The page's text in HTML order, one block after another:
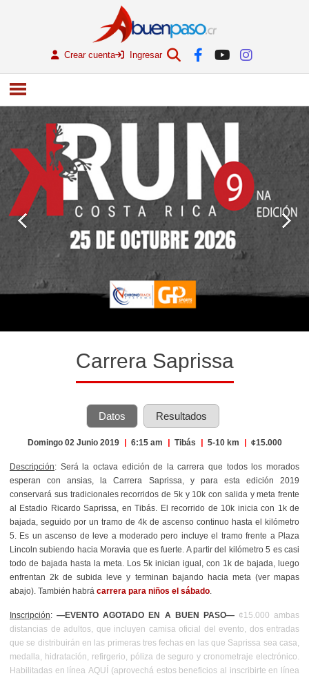
Crear cuenta Ingresar
Carrera Saprissa
Datos Resultados
Domingo 02 Junio 2019 | 6:15 am | Tibás | 5-10 km | ¢15.000
Descripción: Será la octava edición de la carrera que todos los morados
esperan con ansias, la Carrera Saprissa, y para esta edición 2019
conservará sus tradicionales recorridos de 5k y 10k con salida y meta frente
al Estadio Ricardo Saprissa, en Tibás. El recorrido de 10k inicia con 1k de
bajada, seguido por un tramo de 4k de ascenso continuo hasta el kilómetro
5. Es un ascenso de leve a moderado pero incluye el tramo frente a Plaza
Lincoln subiendo hacia Moravia que es fuerte. A partir del kilómetro 5 es casi
todo de bajada hasta la meta. Los 5k inician igual, con 1k de bajada, luego
enfrentan 2k de subida leve y terminan bajando hacia meta (ver mapas
abajo). También habrá carrera para niños el sábado
Inscripción:—EVENTO AGOTADO EN A BUEN PASO— ¢15.000 ambas
distancias de adultos, que incluyen camisa oficial del evento, dos entradas
que se distribuirán en las primeras tres fechas en las que Saprissa sea casa,
medalla, hidratación, refirgerio, póliza de seguro y cronometraje electrónico.
Habilitadas en líneaAQUÍ (aprovechá estos beneficios al inscribirte en línea